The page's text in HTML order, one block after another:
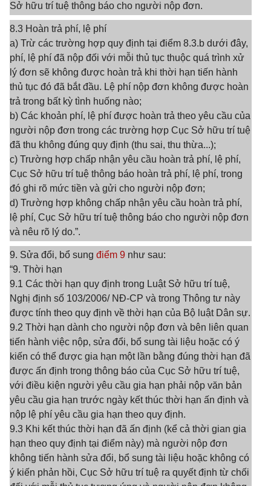
Sở hữu trí tuệ thông báo cho người nộp đơn.
8.3 Hoàn trả phí, lệ phí
a) Trừ các trường hợp quy định tại điểm 8.3.b dưới đây,
phí, lệ phí đã nộp đối với mỗi thủ tục thuộc quá trình xử
lý đơn sẽ không được hoàn trả khi thời hạn tiến hành
thủ tục đó đã bắt đầu. Lệ phí nộp đơn không được hoàn
trả trong bất kỳ tình huống nào;
b) Các khoản phí, lệ phí được hoàn trả theo yêu cầu của
người nộp đơn trong các trường hợp Cục Sở hữu trí tuệ
đã thu không đúng quy định (thu sai, thu thừa...);
c) Trường hợp chấp nhận yêu cầu hoàn trả phí, lệ phí,
Cục Sở hữu trí tuệ thông báo hoàn trả phí, lệ phí, trong
đó ghi rõ mức tiền và gửi cho người nộp đơn;
d) Trường hợp không chấp nhận yêu cầu hoàn trả phí,
lệ phí, Cục Sở hữu trí tuệ thông báo cho người nộp đơn
và nêu rõ lý do.”.
9. Sửa đổi, bổ sung điểm 9 như sau:
“9. Thời hạn
9.1 Các thời hạn quy định trong Luật Sở hữu trí tuệ,
Nghị định số 103/2006/ NĐ-CP và trong Thông tư này
được tính theo quy định về thời hạn của Bộ luật Dân sự.
9.2 Thời hạn dành cho người nộp đơn và bên liên quan
tiến hành việc nộp, sửa đổi, bổ sung tài liệu hoặc có ý
kiến có thể được gia hạn một lần bằng đúng thời hạn đã
được ấn định trong thông báo của Cục Sở hữu trí tuệ,
với điều kiện người yêu cầu gia hạn phải nộp văn bản
yêu cầu gia hạn trước ngày kết thúc thời hạn ấn định và
nộp lệ phí yêu cầu gia hạn theo quy định.
9.3 Khi kết thúc thời hạn đã ấn định (kể cả thời gian gia
hạn theo quy định tại điểm này) mà người nộp đơn
không tiến hành sửa đổi, bổ sung tài liệu hoặc không có
ý kiến phản hồi, Cục Sở hữu trí tuệ ra quyết định từ chối